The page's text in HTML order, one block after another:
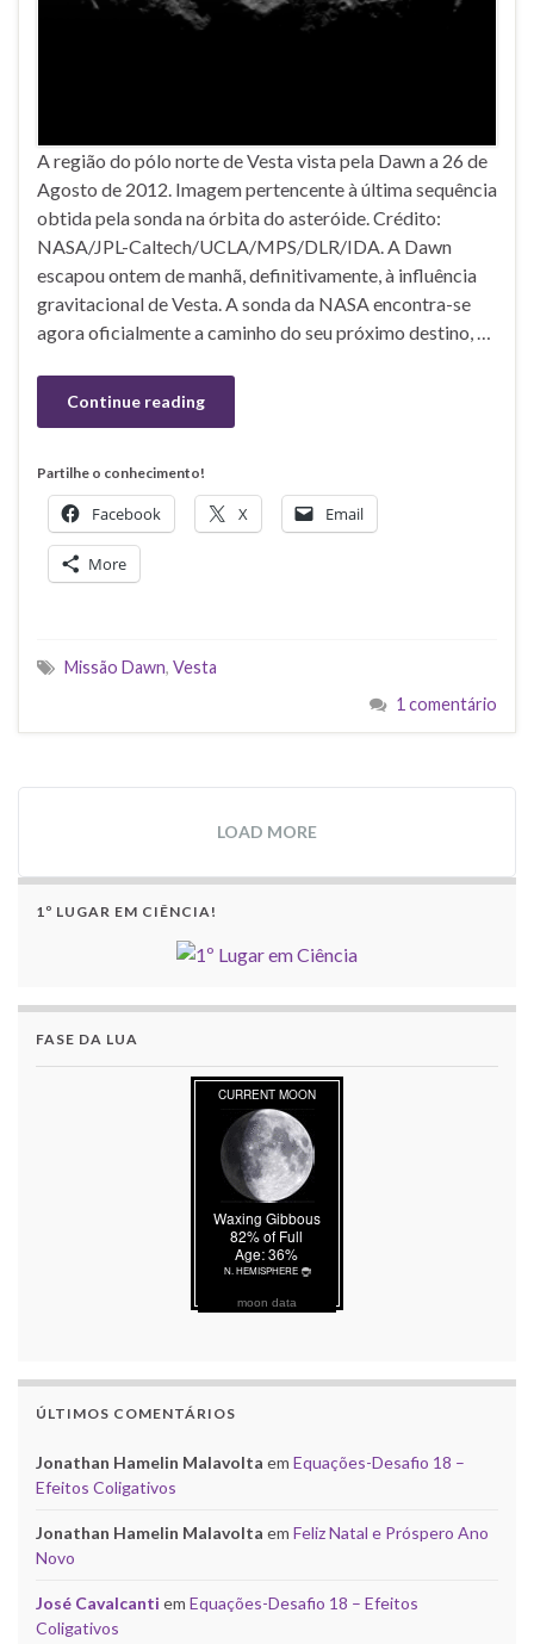
A região do pólo norte de Vesta vista pela Dawn a 26 de
Agosto de 2012. Imagem pertencente à última sequência
obtida pela sonda na órbita do asteróide. Crédito:
NASA/JPL-Caltech/UCLA/MPS/DLR/IDA. A Dawn
escapou ontem de manhã, definitivamente, à influência
gravitacional de Vesta. A sonda da NASA encontra-se
agora oficialmente a caminho do seu próximo destino, …
Continue reading
Partilhe o conhecimento!
Facebook X Email
More
Missão Dawn, Vesta
1 comentário
LOAD MORE
1º LUGAR EM CIÊNCIA!
FASE DA LUA
moon data
ÚLTIMOS COMENTÁRIOS
Jonathan Hamelin Malavolta em Equações-Desafio 18 –
Efeitos Coligativos
Jonathan Hamelin Malavolta em Feliz Natal e Próspero Ano
Novo
José Cavalcanti em Equações-Desafio 18 – Efeitos
Coligativos